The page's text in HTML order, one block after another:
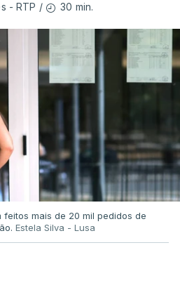
- RTP / 30 min.
mais de 20 mil pedidos de
Estela Silva - Lusa